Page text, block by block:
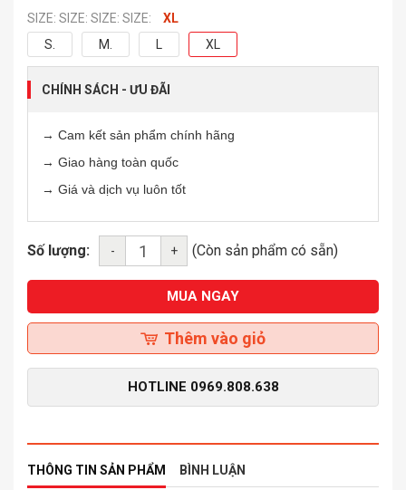
SIZE: SIZE: SIZE: SIZE:
XL
S.
M. L XL
CHÍNH SÁCH - ƯU ĐÃI
→ Cam kết sản phẩm chính hãng
→ Giao hàng toàn quốc
→ Giá và dịch vụ luôn tốt
Số lượng: - + (Còn sản phẩm có sẵn)
MUA NGAY
Thêm vào giỏ
HOTLINE 0969.808.638
THÔNG TIN SẢN PHẨM BÌNH LUẬN